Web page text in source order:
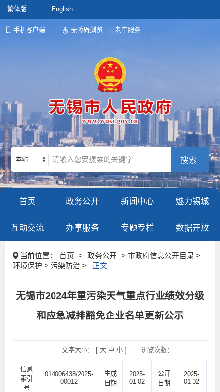
繁体版 English
手机客户端 无障碍浏览 老年服务
本站
首页 政务公开 新闻中心 魅力锡城
互动交流 办事服务 专题专栏 数据开放
当前位置： 首页 > 政务公开
> 市政府信息公开目录 >
环境保护 > 污染防治 >
正文
无锡市2024年重污染天气重点行业绩效分级
和应急减排豁免企业名单更新公示
文字大小： [ 大 中 小] 浏览次数：
信息
索引
号
014006438/2025-
00012
生成
日期
2025-
01-02
公开
日期
2025-
01-02